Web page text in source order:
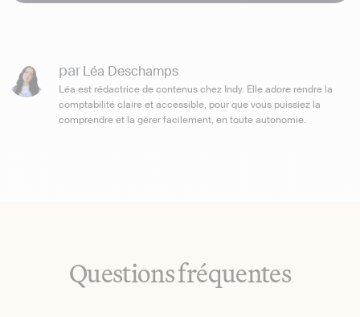
parLéa Deschamps
Léa est rédactrice de contenus chez Indy. Elle adore rendre la
comptabilité claire et accessible, pour que vous puissiez la
comprendre et la gérer facilement, en toute autonomie.
Questions fréquentes